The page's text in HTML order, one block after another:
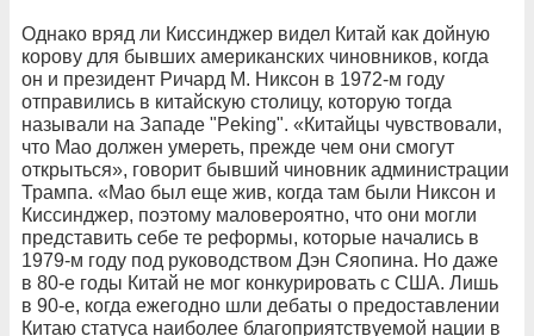
Однако вряд ли Киссинджер видел Китай как дойную
корову для бывших американских чиновников, когда
он и президент Ричард М. Никсон в 1972-м году
отправились в китайскую столицу, которую тогда
называли на Западе "Peking". «Китайцы чувствовали,
что Мао должен умереть, прежде чем они смогут
открыться», говорит бывший чиновник администрации
Трампа. «Мао был еще жив, когда там были Никсон и
Киссинджер, поэтому маловероятно, что они могли
представить себе те реформы, которые начались в
1979-м году под руководством Дэн Сяопина. Но даже
в 80-е годы Китай не мог конкурировать с США. Лишь
в 90-е, когда ежегодно шли дебаты о предоставлении
Китаю статуса наиболее благоприятствуемой нации в